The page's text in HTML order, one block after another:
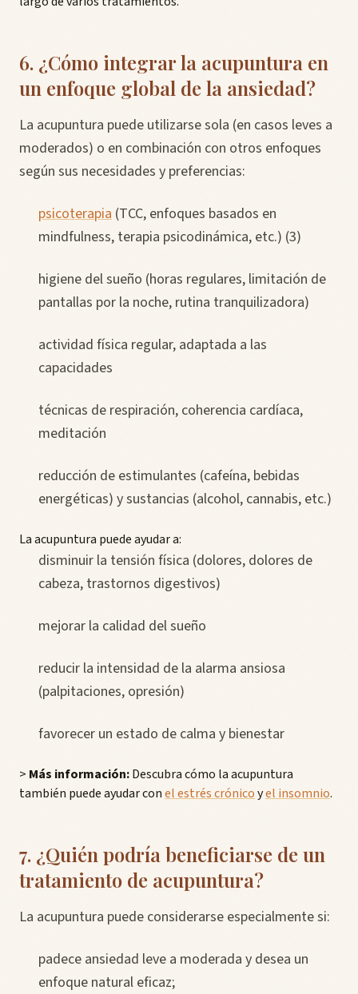
6. ¿Cómo integrar la acupuntura en
un enfoque global de la ansiedad?
La acupuntura puede utilizarse sola (en casos leves a
moderados) o en combinación con otros enfoques
según sus necesidades y preferencias:
psicoterapia (TCC, enfoques basados en
mindfulness, terapia psicodinámica, etc.) (3)
higiene del sueño (horas regulares, limitación de
pantallas por la noche, rutina tranquilizadora)
actividad física regular, adaptada a las
capacidades
técnicas de respiración, coherencia cardíaca,
meditación
reducción de estimulantes (cafeína, bebidas
energéticas) y sustancias (alcohol, cannabis, etc.)
La acupuntura puede ayudar a:
disminuir la tensión física (dolores, dolores de
cabeza, trastornos digestivos)
mejorar la calidad del sueño
reducir la intensidad de la alarma ansiosa
(palpitaciones, opresión)
favorecer un estado de calma y bienestar
> Más información:Descubra cómo la acupuntura
también puede ayudar conel estrés crónicoyel insomnio.
7. ¿Quién podría beneficiarse de un
tratamiento de acupuntura?
La acupuntura puede considerarse especialmente si:
padece ansiedad leve a moderada y desea un
enfoque natural eficaz;